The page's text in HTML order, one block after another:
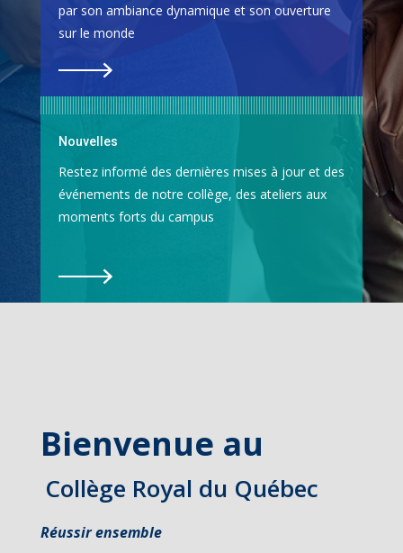
par son ambiance dynamique et son ouverture
sur le monde
Nouvelles
Restez informé des dernières mises à jour et des
événements de notre collège, des ateliers aux
moments forts du campus
Bienvenue au
Collège Royal du Québec
Réussir ensemble